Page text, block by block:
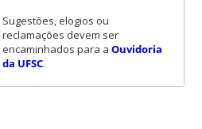
Sugestões, elogios ou
reclamações devem ser
encaminhados para a Ouvidoria
da UFSC.